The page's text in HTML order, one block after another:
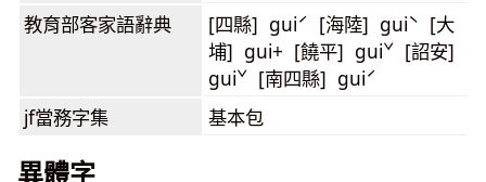
教育部客家語辭典
[四縣] guiˊ [海陸] guiˋ [大
埔] gui+ [饒平] guiˇ [詔安]
guiˇ [南四縣] guiˊ
jf當務字集 基本包
異體字